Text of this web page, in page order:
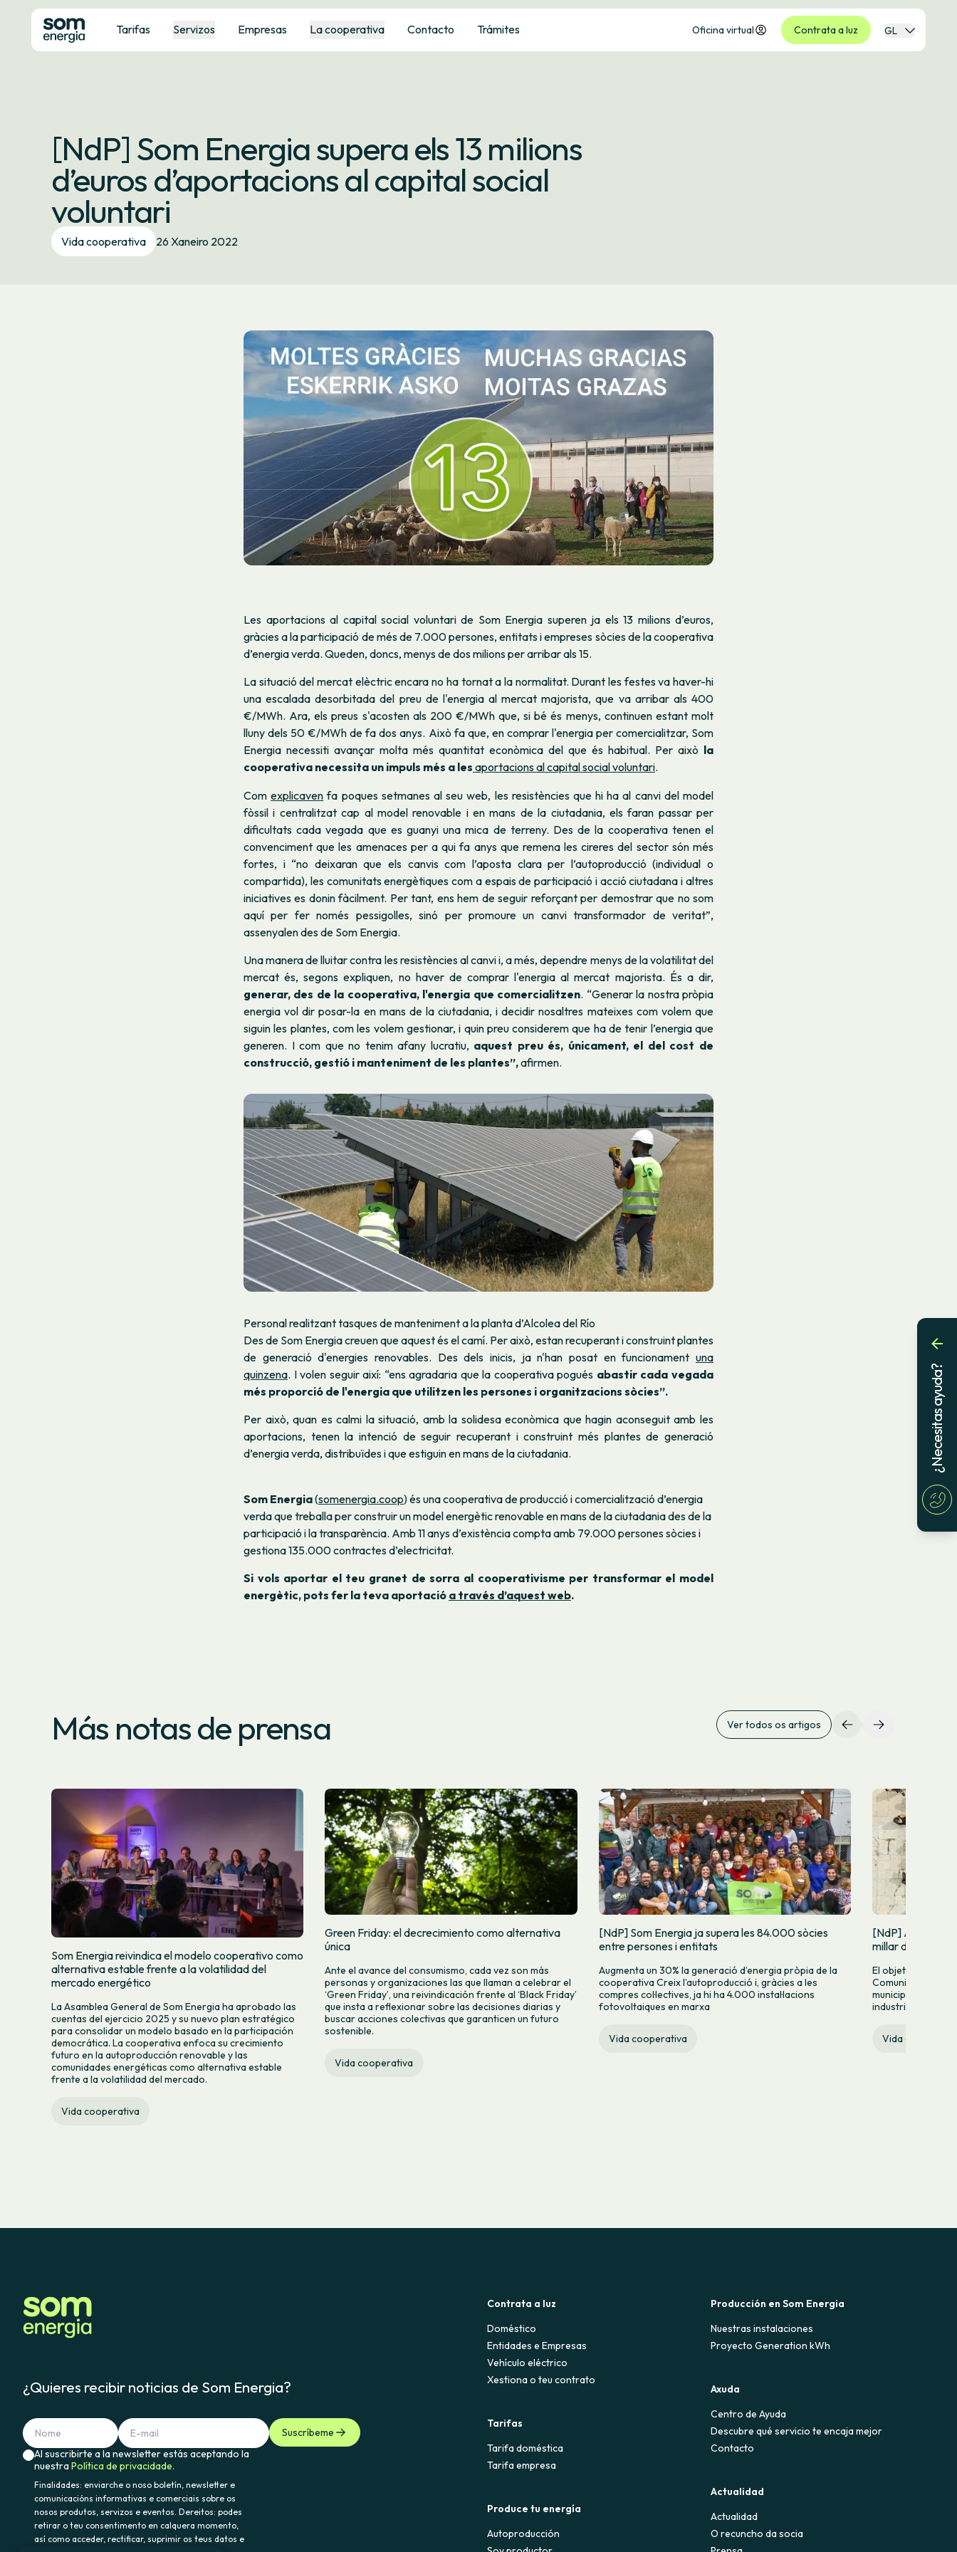
Tarifas Servizos Empresas La cooperativa Contacto Trámites Oficina virtual Contrata a luz GL
[NdP] Som Energia supera els 13 milions
d’euros d’aportacions al capital social
voluntari
Vida cooperativa 26 Xaneiro 2022
Les aportacions al capital social voluntari de Som Energia superen ja els 13 milions d’euros,
gràcies a la participació de més de 7.000 persones, entitats i empreses sòcies de la cooperativa
d’energia verda. Queden, doncs, menys de dos milions per arribar als 15.
La situació del mercat elèctric encara no ha tornat a la normalitat. Durant les festes va haver-hi
una escalada desorbitada del preu de l'energia al mercat majorista, que va arribar als 400
€/MWh. Ara, els preus s'acosten als 200 €/MWh que, si bé és menys, continuen estant molt
lluny dels 50 €/MWh de fa dos anys. Això fa que, en comprar l'energia per comercialitzar, Som
Energia necessiti avançar molta més quantitat econòmica del que és habitual. Per això la
cooperativa necessita un impuls més a les aportacions al capital social voluntari.
Comexplicaven fa poques setmanes al seu web, les resistències que hi ha al canvi del model
fòssil i centralitzat cap al model renovable i en mans de la ciutadania, els faran passar per
dificultats cada vegada que es guanyi una mica de terreny. Des de la cooperativa tenen el
convenciment que les amenaces per a qui fa anys que remena les cireres del sector són més
fortes, i “no deixaran que els canvis com l’aposta clara per l’autoproducció (individual o
compartida), les comunitats energètiques com a espais de participació i acció ciutadana i altres
iniciatives es donin fàcilment. Per tant, ens hem de seguir reforçant per demostrar que no som
aquí per fer només pessigolles, sinó per promoure un canvi transformador de veritat”,
assenyalen des de Som Energia.
Una manera de lluitar contra les resistències al canvi i, a més, dependre menys de la volatilitat del
mercat és, segons expliquen, no haver de comprar l'energia al mercat majorista. És a dir,
generar, des de la cooperativa, l'energia que comercialitzen. “Generar la nostra pròpia
energia vol dir posar-la en mans de la ciutadania, i decidir nosaltres mateixes com volem que
siguin les plantes, com les volem gestionar, i quin preu considerem que ha de tenir l’energia que
generen. I com que no tenim afany lucratiu, aquest preu és, únicament, el del cost de
construcció, gestió i manteniment de les plantes”,afirmen.
Personal realitzant tasques de manteniment a la planta d’Alcolea del Río
Des de Som Energia creuen que aquest és el camí. Per això, estan recuperant i construint plantes
de generació d'energies renovables. Des dels inicis, ja n'han posat en funcionament una
quinzena. I volen seguir així: “ens agradaria que la cooperativa pogués abastir cada vegada
més proporció de l'energia que utilitzen les persones i organitzacions sòcies”.
Per això, quan es calmi la situació, amb la solidesa econòmica que hagin aconseguit amb les
aportacions, tenen la intenció de seguir recuperant i construint més plantes de generació
d’energia verda, distribuïdes i que estiguin en mans de la ciutadania.
Som Energia(somenergia.coop) és una cooperativa de producció i comercialització d’energia
verda que treballa per construir un model energètic renovable en mans de la ciutadania des de la
participació i la transparència. Amb 11 anys d’existència compta amb 79.000 persones sòcies i
gestiona 135.000 contractes d’electricitat.
Si vols aportar el teu granet de sorra al cooperativisme per transformar el model
energètic, pots fer la teva aportació a través d’aquest web.
Más notas de prensa Ver todos os artigos
Som Energia reivindica el modelo cooperativo como
alternativa estable frente a la volatilidad del
mercado energético
La Asamblea General de Som Energia ha aprobado las
cuentas del ejercicio 2025 y su nuevo plan estratégico
para consolidar un modelo basado en la participación
democrática. La cooperativa enfoca su crecimiento
futuro en la autoproducción renovable y las
comunidades energéticas como alternativa estable
frente a la volatilidad del mercado.
Vida cooperativa
Green Friday: el decrecimiento como alternativa
única
Ante el avance del consumismo, cada vez son más
personas y organizaciones las que llaman a celebrar el
‘Green Friday’, una reivindicación frente al ‘Black Friday’
que insta a reflexionar sobre las decisiones diarias y
buscar acciones colectivas que garanticen un futuro
sostenible.
Vida cooperativa
[NdP] Som Energia ja supera les 84.000 sòcies
entre persones i entitats
Augmenta un 30% la generació d’energia pròpia de la
cooperativa Creix l’autoproducció i, gràcies a les
compres col·lectives, ja hi ha 4.000 instal·lacions
fotovoltaiques en marxa
Vida cooperativa
[NdP] Arranca
millar de
El objetivo es
Comunidad
municipios,
industriales de
Vida
¿Quieres recibir noticias de Som Energia?
Suscríbeme
Al suscribirte a la newsletter estás aceptando la
nuestraPolítica de privacidade.
Finalidades: enviarche o noso boletín, newsletter e
comunicacións informativas e comerciais sobre os
nosos produtos, servizos e eventos. Dereitos: podes
retirar o teu consentimento en calquera momento,
así como acceder, rectificar, suprimir os teus datos e
Contrata a luz
Doméstico
Entidades e Empresas
Vehículo eléctrico
Xestiona o teu contrato
Tarifas
Tarifa doméstica
Tarifa empresa
Produce tu energía
Autoproducción
Producción en Som Energia
Nuestras instalaciones
Proyecto Generation kWh
Axuda
Centro de Ayuda
Descubre qué servicio te encaja mejor
Contacto
Actualidad
Actualidad
O recuncho da socia
¿Necesitas ayuda?